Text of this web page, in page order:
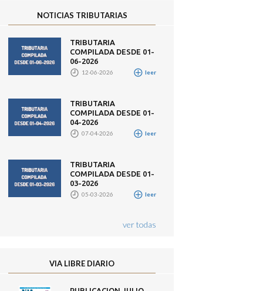
NOTICIAS TRIBUTARIAS
TRIBUTARIA
COMPILADA DESDE 01-
06-2026
12-06-2026 leer
TRIBUTARIA
COMPILADA DESDE 01-
04-2026
07-04-2026 leer
TRIBUTARIA
COMPILADA DESDE 01-
03-2026
05-03-2026 leer
ver todas
VIA LIBRE DIARIO